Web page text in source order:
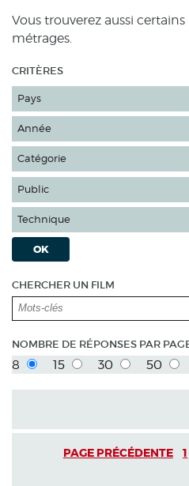
Vous trouverez aussi
métrages.
CRITÈRES
Pays
Année
Catégorie
Public
Technique
OK
CHERCHER UN FILM
NOMBRE DE RÉPONSES PAR
8 15 30 50
PAGE PRÉCÉDENTE 1